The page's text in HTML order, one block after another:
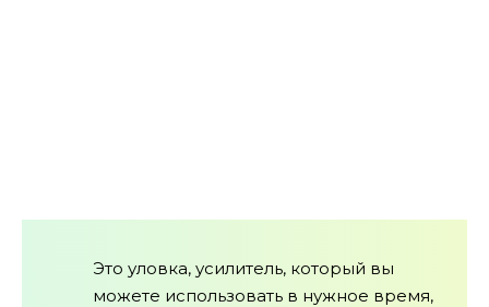
Это уловка, усилитель, который вы
можете использовать в нужное время,